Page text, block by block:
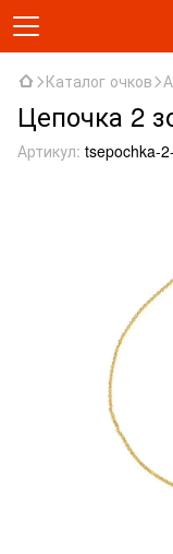
Каталог очков
Цепочка 2
Артикул: tsepochka-